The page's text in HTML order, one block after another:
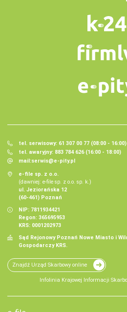
tel. serwisowy: 61 307 00 77 (08:00 - 16:00)
tel. awaryjny: 883 784 626 (16:00 - 18:00)
mail:serwis@e-pity.pl
e-file sp. z o.o.
(dawniej: e-file sp. z o.o. sp. k.)
ul. Jeziorańska 12
(60-461) Poznań
NIP: 7811934421
Regon: 365695953
KRS: 0001202973
Sąd Rejonowy Poznań Nowe Miasto i
Gospodarczy KRS.
Znajdź Urząd Skarbowy online
Infolinia Krajowej Informacji